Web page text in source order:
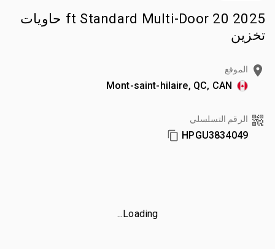
2025 20 ft Standard Multi-Door حاويات
تخزين
الموقع
Mont-saint-hilaire, QC, CAN
الرقم التسلسلي
HPGU3834049
Loading...